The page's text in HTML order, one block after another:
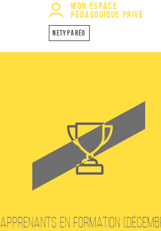
Mon espace
pédagogique privé
NetyParéo
apprenants en formation